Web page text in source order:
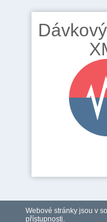
Webové stránky jsou v
přístupnosti.